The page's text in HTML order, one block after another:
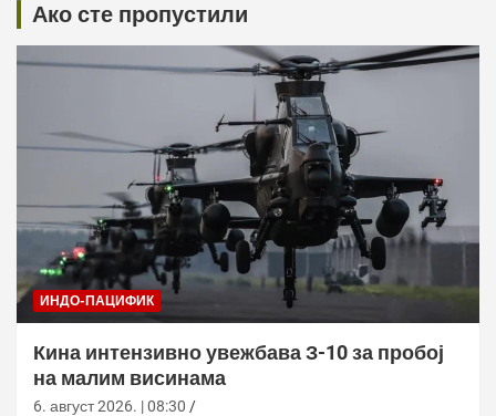
Ако сте пропустили
ИНДО-ПАЦИФИК
Кина интензивно увежбава З-10 за пробој
на малим висинама
6. август 2026. | 08:30